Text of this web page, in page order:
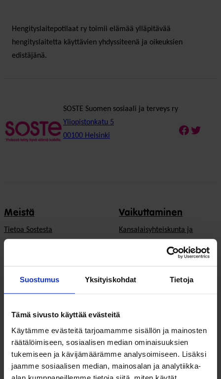
Suostumus Yksityiskohdat Tietoja
Tämä sivusto käyttää evästeitä
Käytämme evästeitä tarjoamamme sisällön ja mainosten
räätälöimiseen, sosiaalisen median ominaisuuksien
tukemiseen ja kävijämäärämme analysoimiseen. Lisäksi
jaamme sosiaalisen median, mainosalan ja analytiikka-
Hengityslaitepotilaat ry toimii elämää ylläpitävää
hengityslaitetta käyttävien yhdyssiteenä ja oikeuksien
edistäjänä.
SOSTE Suomen sosiaali ja terveys ry
Yliopistonkatu 5
00100 Helsinki
Meistä
Tietoa Sostesta
Hae jäseneksi
Verkostot
Varaa kokoustila
Yhteistyökumppaniksi
Vaikuttaminen
Kansalaisyhteiskunta ja
Hyvinvointitalous
edistäminen
Sosiaali- ja terveyspalvelut
Toimeentulo